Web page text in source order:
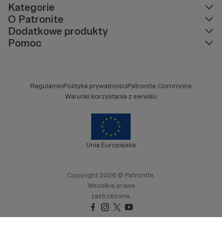
Kategorie
O Patronite
Dodatkowe produkty
Pomoc
RegulaminPolityka prywatnościPatronite Commons
Warunki korzystania z serwisu
Unia Europejska
Copyright 2026 © Patronite.
Wszelkie prawa
zastrzeżone.